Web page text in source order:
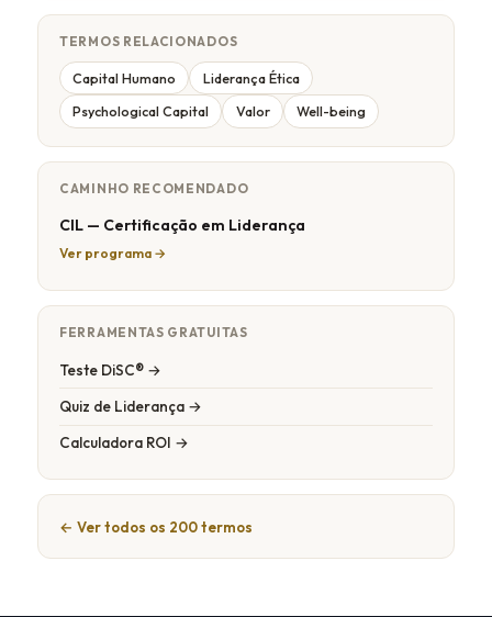
TERMOS RELACIONADOS
Capital Humano Liderança Ética
Psychological Capital Valor Well-being
CAMINHO RECOMENDADO
CIL — Certificação em Liderança
Ver programa →
FERRAMENTAS GRATUITAS
Teste DiSC® →
Quiz de Liderança →
Calculadora ROI →
← Ver todos os 200 termos